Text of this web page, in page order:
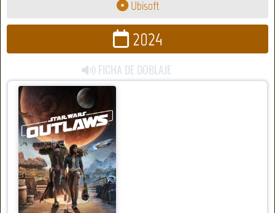
Ubisoft
2024
FICHA DE DOBLAJE